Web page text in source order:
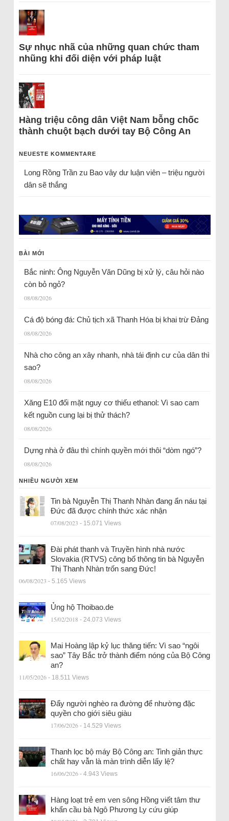
Sự nhục nhã của những quan chức tham
nhũng khi đối diện với pháp luật
Hàng triệu công dân Việt Nam bỗng chốc
thành chuột bạch dưới tay Bộ Công An
NEUESTE KOMMENTARE
Long Rồng Trầnzu Bao vây dư luận viên – triệu người
dân sẽ thắng
BÀI MỚI
Bắc ninh: Ông Nguyễn Văn Dũng bị xử lý, câu hỏi nào
còn bỏ ngỏ?
08/08/2026
Cá độ bóng đá: Chủ tịch xã Thanh Hóa bị khai trừ Đảng
08/08/2026
Nhà cho công an xây nhanh, nhà tái định cư của dân thì
sao?
08/08/2026
Xăng E10 đối mặt nguy cơ thiếu ethanol: Vì sao cam
kết nguồn cung lại bị thử thách?
08/08/2026
Dựng nhà ở đâu thì chính quyền mới thôi “dòm ngó”?
08/08/2026
NHIỀU NGƯỜI XEM
Tin bà Nguyễn Thị Thanh Nhàn đang ẩn náu tại
Đức đã được chính thức xác nhận
07/08/2023 - 15.071 Views
Đài phát thanh và Truyền hình nhà nước
Slovakia (RTVS) công bố thông tin bà Nguyễn
Thị Thanh Nhàn trốn sang Đức!
06/08/2023 - 5.165 Views
Ủng hộ Thoibao.de
15/02/2018 - 24.073 Views
Mai Hoàng lập kỷ lục thăng tiến: Vì sao “ngôi
sao” Tây Bắc trở thành điểm nóng của Bộ Công
an?
11/05/2026 - 18.511 Views
Đẩy người nghèo ra đường để nhường đặc
quyền cho giới siêu giàu
17/06/2026 - 14.529 Views
Thanh lọc bộ máy Bộ Công an: Tinh giản thực
chất hay vẫn là màn trình diễn lấy lệ?
16/06/2026 - 4.943 Views
Hàng loạt trẻ em ven sông Hồng viết tâm thư
khẩn cầu bà Ngô Phương Ly cứu giúp